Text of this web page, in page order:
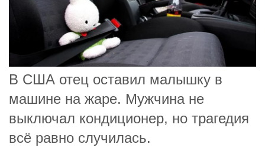
В США отец оставил малышку в
машине на жаре. Мужчина не
выключал кондиционер, но трагедия
всё равно случилась.